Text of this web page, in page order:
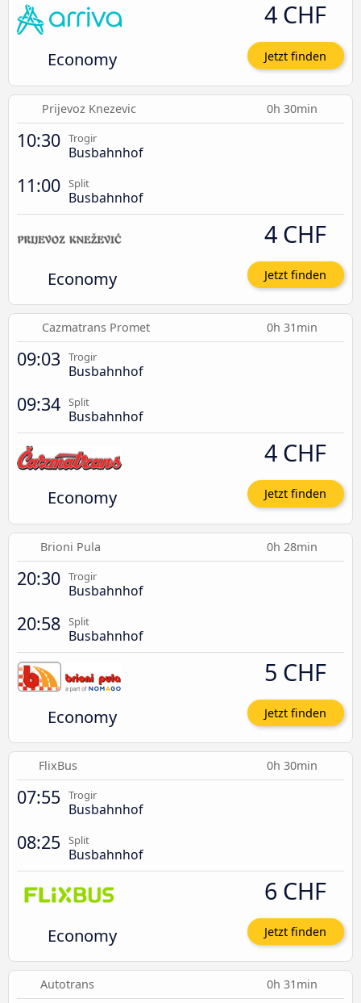
Economy
4 CHF
Jetzt finden
Prijevoz Knezevic 0h 30min
10:30 Trogir
Busbahnhof
11:00 Split
Busbahnhof
Economy
4 CHF
Jetzt finden
Cazmatrans Promet 0h 31min
09:03 Trogir
Busbahnhof
09:34 Split
Busbahnhof
Economy
4 CHF
Jetzt finden
Brioni Pula 0h 28min
20:30 Trogir
Busbahnhof
20:58 Split
Busbahnhof
Economy
5 CHF
Jetzt finden
FlixBus 0h 30min
07:55 Trogir
Busbahnhof
08:25 Split
Busbahnhof
Economy
6 CHF
Jetzt finden
Autotrans 0h 31min